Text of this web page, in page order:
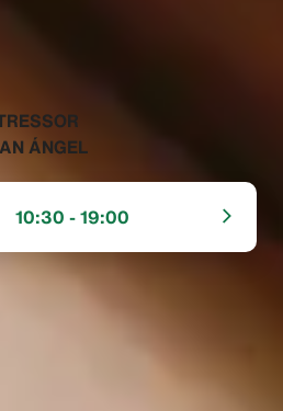
ÁNGEL‬
10:30 - 19:00